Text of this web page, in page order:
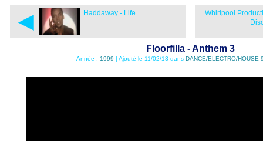
◄ Haddaway - Life
Whirlpool
Floorfilla - Anthem 3
Année : 1999 | Ajouté le 11/02/13 dans DANCE/ELECTRO/HOUSE